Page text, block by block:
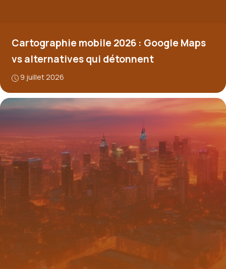
Cartographie mobile 2026 : Google Maps
vs alternatives qui détonnent
9 juillet 2026